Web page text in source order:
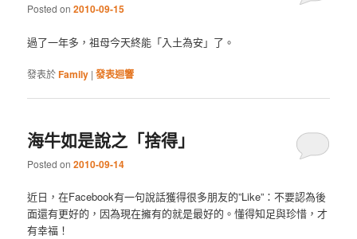
Posted on2010-09-15
過了一年多，祖母今天終能「入土為安」了。
發表於Family |發表迴響
海牛如是說之「捨得」
Posted on2010-09-14
近日，在Facebook有一句說話獲得很多朋友的”Like”：不要認為後
面還有更好的，因為現在擁有的就是最好的。懂得知足與珍惜，才
有幸福！